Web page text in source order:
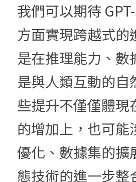
我們可以期待
方面實現跨越式的
是在推理能力、數
是與人類互動的自
些提升不僅僅體現
的增加上，也可能
優化、數據集的擴
態技術的進一步整